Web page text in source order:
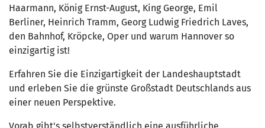
Haarmann, König Ernst-August, King George, Emil
Berliner, Heinrich Tramm, Georg Ludwig Friedrich Laves,
den Bahnhof, Kröpcke, Oper und warum Hannover so
einzigartig ist!
Erfahren Sie die Einzigartigkeit der Landeshauptstadt
und erleben Sie die grünste Großstadt Deutschlands aus
einer neuen Perspektive.